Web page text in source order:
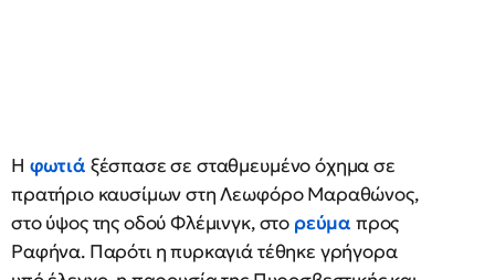
Η φωτιά ξέσπασε σε σταθμευμένο όχημα σε
πρατήριο καυσίμων στη Λεωφόρο Μαραθώνος,
στο ύψος της οδού Φλέμινγκ, στο ρεύμα προς
Ραφήνα. Παρότι η πυρκαγιά τέθηκε γρήγορα